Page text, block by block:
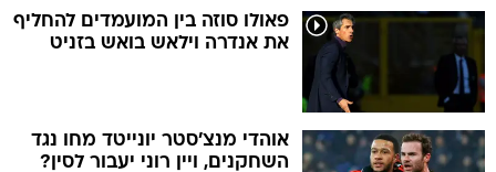
פאולו סוזה בין המועמדים להחליף
את אנדרה וילאש בואש בזניט
אוהדי מנצ'סטר יונייטד מחו נגד
השחקנים, ויין רוני יעבור לסין?